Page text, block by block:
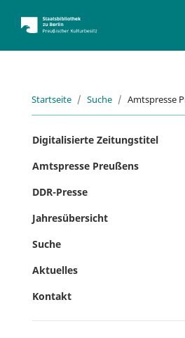
Startseite Suche Amtspresse
Digitalisierte Zeitungstitel
Amtspresse Preußens
DDR-Presse
Jahresübersicht
Suche
Aktuelles
Kontakt